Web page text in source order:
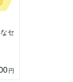
セ
円